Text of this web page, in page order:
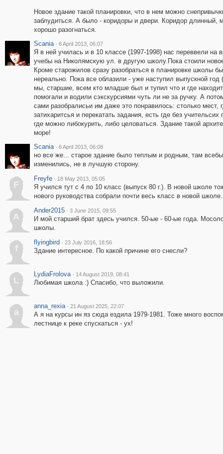
Новое здание такой планировки, что в нем можно
заблудиться. А было - коридоры и двери. Коридор длинный,
хорошо разогнаться.
Scania · 6 April 2013, 06:07
Я в ней училась и в 10 классе (1997-1998) нас переввели на
учебы на Николямскую ул. в другую школу.Пока стоили
Кроме старожилов сразу разобраться в планировке школы
нереально. Пока все облазили - уже наступил выпускной год
мы, старшие, всем кто младше был и тупил что и где
помогали и водили сэкскурсиями чуть ли не за ручку. А
сами разобралисьи им даже это понравилось: столько мест,
затихаритсья и перекатать задания, есть где без
где можно либокурить, либо целоваться. Здание такой
море!
Scania · 6 April 2013, 06:08
но все же... старое здание было теплым и родным, там
изменились, не в лучшую сторону.
F
Freyfe · 18 May 2013, 05:05
Я учился тут с 4 по 10 класс (выпуск 80 г.). В новой школе
нового руководства собрали почти весь класс в новой
A
Ander2015 · 3 June 2015, 09:55
И мой старший брат здесь учился. 50-ые - 60-ые года.
школы.
f
flyingbird · 23 July 2016, 18:56
Здание интересное. По какой причине его снесли?
L
LydiaFrolova · 14 August 2019, 08:41
Любимая школа :) Спасибо, что выложили.
a
anna_rexia · 21 August 2025, 22:07
А я на курсы ин яз сюда ездила 1979-1981. Тоже много
лестнице к реке спускаться - ух!